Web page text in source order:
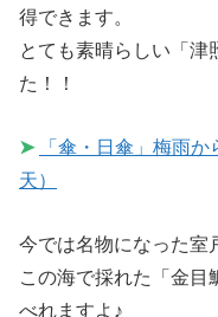
得できます。
とても素晴らしい「津
た！！
➤
「傘・日傘」梅雨
天）
今では名物になった室
この海で採れた「金目
べれますよ♪